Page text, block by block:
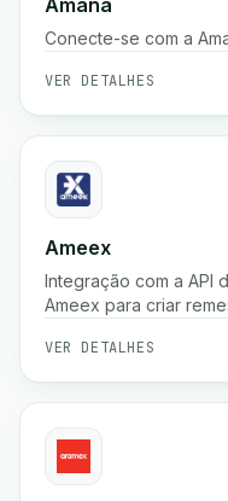
Amana
Conecte-se com a
VER DETALHES
Ameex
Integração com a API
Ameex para criar
VER DETALHES